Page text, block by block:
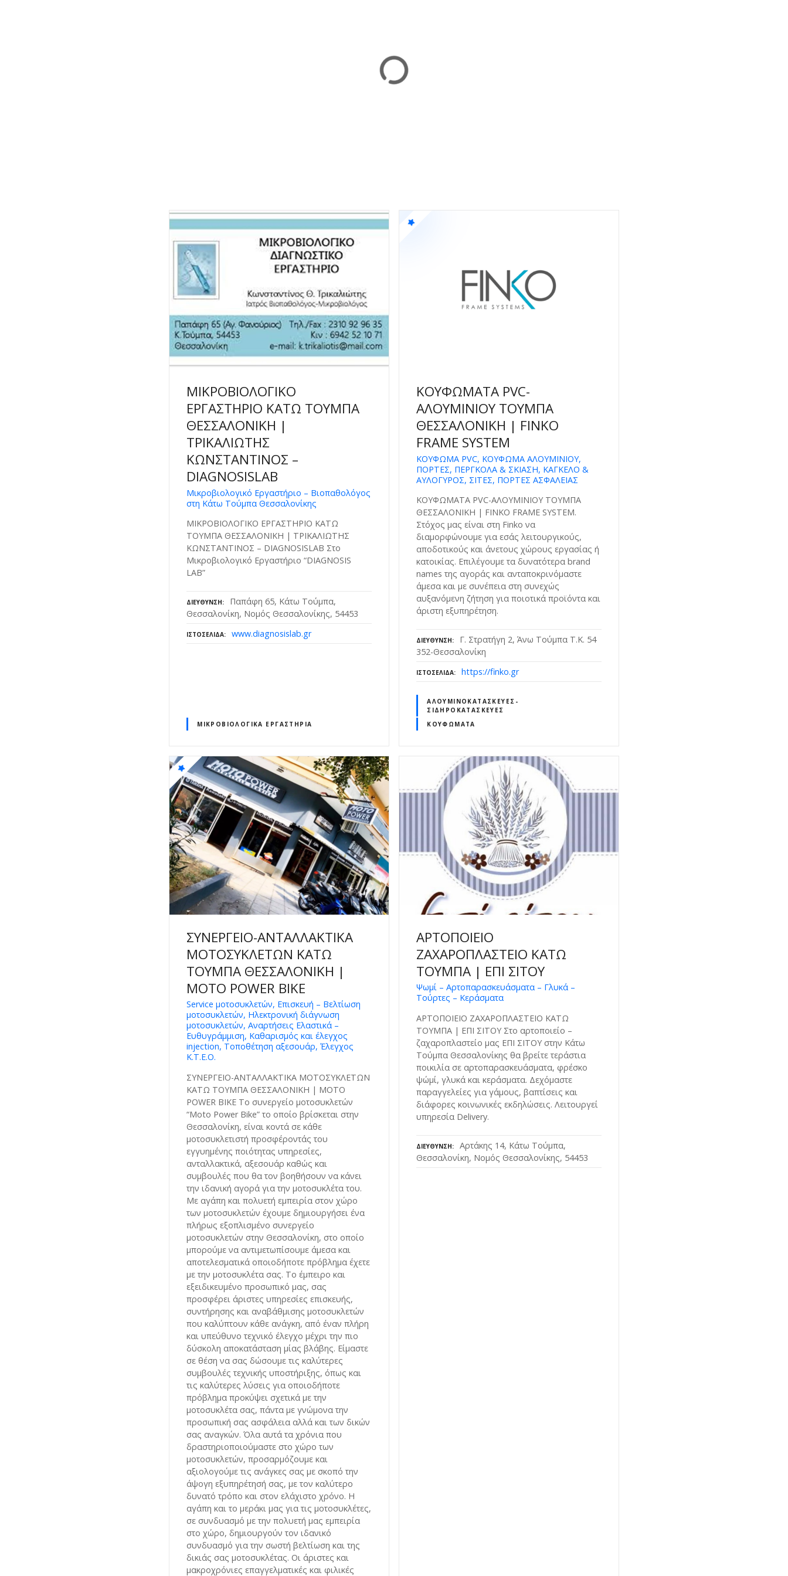
ΜΙΚΡΟΒΙΟΛΟΓΙΚΟ
ΕΡΓΑΣΤΗΡΙΟ ΚΑΤΩ ΤΟΥΜΠΑ
ΘΕΣΣΑΛΟΝΙΚΗ |
ΤΡΙΚΑΛΙΩΤΗΣ
ΚΩΝΣΤΑΝΤΙΝΟΣ –
DIAGNOSISLAB
Μικροβιολογικό Εργαστήριο – Βιοπαθολόγος
στη Κάτω Τούμπα Θεσσαλονίκης
ΜΙΚΡΟΒΙΟΛΟΓΙΚΟ ΕΡΓΑΣΤΗΡΙΟ ΚΑΤΩ
ΤΟΥΜΠΑ ΘΕΣΣΑΛΟΝΙΚΗ | ΤΡΙΚΑΛΙΩΤΗΣ
ΚΩΝΣΤΑΝΤΙΝΟΣ – DIAGNOSISLAB Στο
Μικροβιολογικό Εργαστήριο “DIAGNOSIS
LAB”
ΔΙΕΎΘΥΝΣΗ
Παπάφη 65, Κάτω Τούμπα,
Θεσσαλονίκη, Νομός Θεσσαλονίκης, 54453
ΙΣΤΟΣΕΛΊΔΑ www.diagnosislab.gr
ΜΙΚΡΟΒΙΟΛΟΓΙΚΆ ΕΡΓΑΣΤΉΡΙΑ
ΚΟΥΦΩΜΑΤΑ PVC-
ΑΛΟΥΜΙΝΙΟΥ ΤΟΥΜΠΑ
ΘΕΣΣΑΛΟΝΙΚΗ | FINKO
FRAME SYSTEM
ΚΟΥΦΩΜΑ PVC, ΚΟΥΦΩΜΑ ΑΛΟΥΜΙΝΙΟΥ,
ΠΟΡΤΕΣ, ΠΕΡΓΚΟΛΑ & ΣΚΙΑΣΗ, ΚΑΓΚΕΛΟ &
ΑΥΛΟΓΥΡΟΣ, ΣΙΤΕΣ, ΠΟΡΤΕΣ ΑΣΦΑΛΕΙΑΣ
ΚΟΥΦΩΜΑΤΑ PVC-ΑΛΟΥΜΙΝΙΟΥ ΤΟΥΜΠΑ
ΘΕΣΣΑΛΟΝΙΚΗ | FINKO FRAME SYSTEM.
Στόχος μας είναι στη Finko να
διαμορφώνουμε για εσάς λειτουργικούς,
αποδοτικούς και άνετους χώρους εργασίας ή
κατοικίας. Επιλέγουμε τα δυνατότερα brand
names της αγοράς και ανταποκρινόμαστε
άμεσα και με συνέπεια στη συνεχώς
αυξανόμενη ζήτηση για ποιοτικά προϊόντα και
άριστη εξυπηρέτηση.
ΔΙΕΎΘΥΝΣΗ
Γ. Στρατήγη 2, Άνω Τούμπα Τ.Κ. 54
352-Θεσσαλονίκη
ΙΣΤΟΣΕΛΊΔΑ https://finko.gr
ΑΛΟΥΜΙΝΟΚΑΤΑΣΚΕΥΈΣ-
ΣΙΔΗΡΟΚΑΤΑΣΚΕΥΈΣ
ΚΟΥΦΏΜΑΤΑ
ΣΥΝΕΡΓΕΙΟ-ΑΝΤΑΛΛΑΚΤΙΚΑ
ΜΟΤΟΣΥΚΛΕΤΩΝ ΚΑΤΩ
ΤΟΥΜΠΑ ΘΕΣΣΑΛΟΝΙΚΗ |
MOTO POWER BIKE
Service μοτοσυκλετών, Επισκευή – Βελτίωση
μοτοσυκλετών, Ηλεκτρονική διάγνωση
μοτοσυκλετών, Αναρτήσεις Ελαστικά –
Ευθυγράμμιση, Καθαρισμός και έλεγχος
injection, Τοποθέτηση αξεσουάρ, Έλεγχος
Κ.Τ.Ε.Ο.
ΣΥΝΕΡΓΕΙΟ-ΑΝΤΑΛΛΑΚΤΙΚΑ ΜΟΤΟΣΥΚΛΕΤΩΝ
ΚΑΤΩ ΤΟΥΜΠΑ ΘΕΣΣΑΛΟΝΙΚΗ | MOTO
POWER BIKE Το συνεργείο μοτοσυκλετών
“Moto Power Bike” το οποίο βρίσκεται στην
Θεσσαλονίκη, είναι κοντά σε κάθε
μοτοσυκλετιστή προσφέροντάς του
εγγυημένης ποιότητας υπηρεσίες,
ανταλλακτικά, αξεσουάρ καθώς και
συμβουλές που θα τον βοηθήσουν να κάνει
την ιδανική αγορά για την μοτοσυκλέτα του.
Με αγάπη και πολυετή εμπειρία στον χώρο
των μοτοσυκλετών έχουμε δημιουργήσει ένα
πλήρως εξοπλισμένο συνεργείο
μοτοσυκλετών στην Θεσσαλονίκη, στο οποίο
μπορούμε να αντιμετωπίσουμε άμεσα και
αποτελεσματικά οποιοδήποτε πρόβλημα έχετε
με την μοτοσυκλέτα σας. Το έμπειρο και
εξειδικευμένο προσωπικό μας, σας
προσφέρει άριστες υπηρεσίες επισκευής,
συντήρησης και αναβάθμισης μοτοσυκλετών
που καλύπτουν κάθε ανάγκη, από έναν πλήρη
και υπεύθυνο τεχνικό έλεγχο μέχρι την πιο
δύσκολη αποκατάσταση μίας βλάβης. Είμαστε
σε θέση να σας δώσουμε τις καλύτερες
συμβουλές τεχνικής υποστήριξης, όπως και
τις καλύτερες λύσεις για οποιοδήποτε
πρόβλημα προκύψει σχετικά με την
μοτοσυκλέτα σας, πάντα με γνώμονα την
προσωπική σας ασφάλεια αλλά και των δικών
σας αναγκών. Όλα αυτά τα χρόνια που
δραστηριοποιούμαστε στο χώρο των
μοτοσυκλετών, προσαρμόζουμε και
αξιολογούμε τις ανάγκες σας με σκοπό την
άψογη εξυπηρέτησή σας, με τον καλύτερο
δυνατό τρόπο και στον ελάχιστο χρόνο. Η
αγάπη και το μεράκι μας για τις μοτοσυκλέτες,
σε συνδυασμό με την πολυετή μας εμπειρία
στο χώρο, δημιουργούν τον ιδανικό
συνδυασμό για την σωστή βελτίωση και της
δικιάς σας μοτοσυκλέτας. Οι άριστες και
μακροχρόνιες επαγγελματικές και φιλικές
ΑΡΤΟΠΟΙΕΙΟ
ΖΑΧΑΡΟΠΛΑΣΤΕΙΟ ΚΑΤΩ
ΤΟΥΜΠΑ | ΕΠΙ ΣΙΤΟΥ
Ψωμί – Αρτοπαρασκευάσματα – Γλυκά –
Τούρτες – Κεράσματα
ΑΡΤΟΠΟΙΕΙΟ ΖΑΧΑΡΟΠΛΑΣΤΕΙΟ ΚΑΤΩ
ΤΟΥΜΠΑ | ΕΠΙ ΣΙΤΟΥ Στο αρτοποιείο –
ζαχαροπλαστείο μας ΕΠΙ ΣΙΤΟΥ στην Κάτω
Τούμπα Θεσσαλονίκης θα βρείτε τεράστια
ποικιλία σε αρτοπαρασκευάσματα, φρέσκο
ψώμί, γλυκά και κεράσματα. Δεχόμαστε
παραγγελείες για γάμους, βαπτίσεις και
διάφορες κοινωνικές εκδηλώσεις. Λειτουργεί
υπηρεσία Delivery.
ΔΙΕΎΘΥΝΣΗ
Αρτάκης 14, Κάτω Τούμπα,
Θεσσαλονίκη, Νομός Θεσσαλονίκης, 54453